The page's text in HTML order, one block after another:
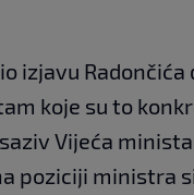
izjavu
koje su to
Vijeća
poziciji ministra